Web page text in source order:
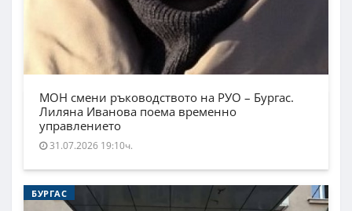
МОН смени ръководството на РУО – Бургас.
Лиляна Иванова поема временно
управлението
31.07.2026 19:10ч.
БУРГАС